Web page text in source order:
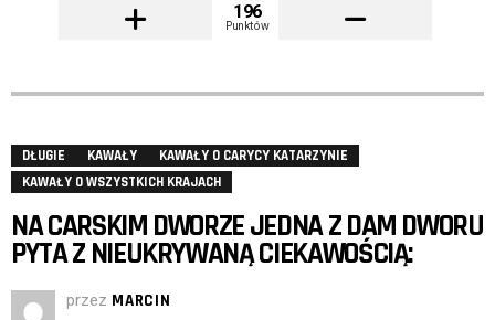
196
Punktów
DŁUGIE KAWAŁY
KAWAŁY O CARYCY KATARZYNIE
KAWAŁY O WSZYSTKICH KRAJACH
NA CARSKIM DWORZE JEDNA Z DAM DWORU
PYTA Z NIEUKRYWANĄ CIEKAWOŚCIĄ:
przez MARCIN